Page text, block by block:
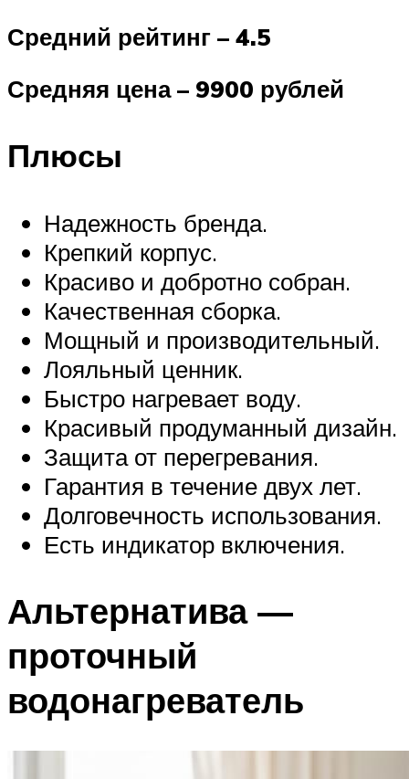
Средний рейтинг – 4.5
Средняя цена – 9900 рублей
Плюсы
Надежность бренда.
Крепкий корпус.
Красиво и добротно собран.
Качественная сборка.
Мощный и производительный.
Лояльный ценник.
Быстро нагревает воду.
Красивый продуманный дизайн.
Защита от перегревания.
Гарантия в течение двух лет.
Долговечность использования.
Есть индикатор включения.
Альтернатива —
проточный
водонагреватель